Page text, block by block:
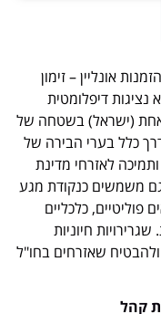
אונליין – זימון
דיפלומטית
אחת (ישראל) בשטחה של
כלל בערי הבירה של
לאזרחי מדינת
משמשים כנקודת מגע
כלכליים
חיוניות
שאזרחים בחו"ל
קהל